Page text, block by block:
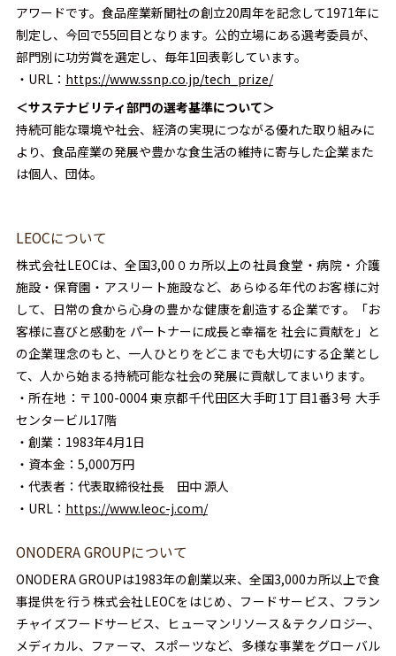
アワードです。食品産業新聞社の創立20周年を記念して1971年に
制定し、今回で55回目となります。公的立場にある選考委員が、
部門別に功労賞を選定し、毎年1回表彰しています。
・URL： https://www.ssnp.co.jp/tech_prize/
＜サステナビリティ部門の選考基準について＞
持続可能な環境や社会、経済の実現につながる優れた取り組みに
より、食品産業の発展や豊かな食生活の維持に寄与した企業また
は個人、団体。
LEOCについて
株式会社LEOCは、全国3,00０カ所以上の社員食堂・病院・介護
施設・保育園・アスリート施設など、あらゆる年代のお客様に対
して、日常の食から心身の豊かな健康を創造する企業です。「お
客様に喜びと感動を パートナーに成長と幸福を 社会に貢献を」と
の企業理念のもと、一人ひとりをどこまでも大切にする企業とし
て、人から始まる持続可能な社会の発展に貢献してまいります。
・所在地：〒100-0004 東京都千代田区大手町1丁目1番3号 大手
センタービル17階
・創業：1983年4月1日
・資本金：5,000万円
・代表者：代表取締役社長 田中 源人
・URL： https://www.leoc-j.com/
ONODERA GROUPについて
ONODERA GROUPは1983年の創業以来、全国3,000カ所以上で食
事提供を行う株式会社LEOCをはじめ、フードサービス、フラン
チャイズフードサービス、ヒューマンリソース＆テクノロジー、
メディカル、ファーマ、スポーツなど、多様な事業をグローバル